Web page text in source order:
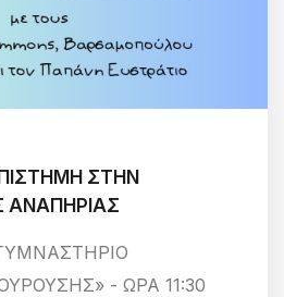
ΣΤΗΝ
ΑΝΑΠΗΡΙΑΣ
- ΩΡΑ 11∶30